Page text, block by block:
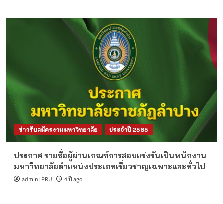
ข่าวรับสมัครงานมหาวิทยาลัย ประจำปี 2565
ประกาศ รายชื่อผู้ผ่านเกณฑ์การสอบแข่งขันเป็นพนักงาน
มหาวิทยาลัยตำแหน่งประเภทเชี่ยวชาญเฉพาะและทั่วไป
adminLPRU 4 ปี ago